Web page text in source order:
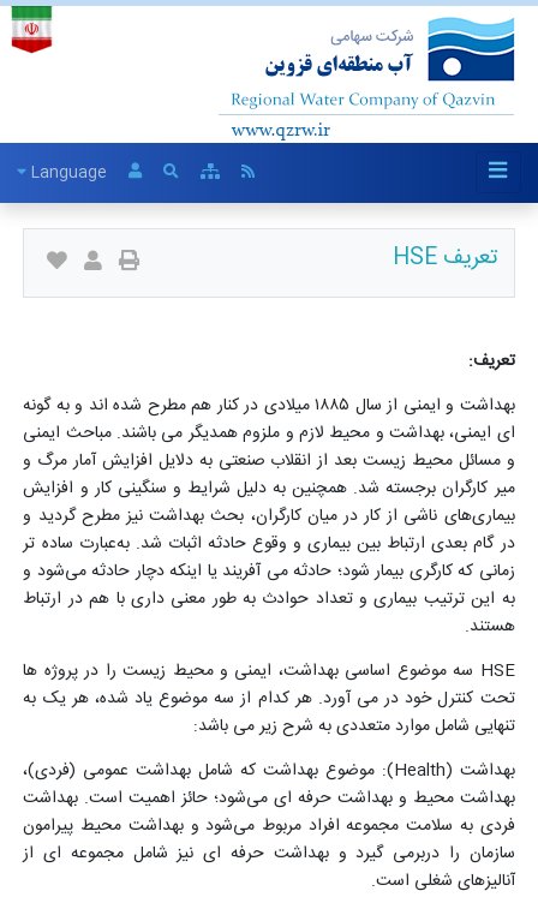
Language
تعریف HSE
تعریف:
بهداشت و ایمنی از سال ۱۸۸۵ میلادی در کنار هم مطرح شده اند و به گونه
ای ایمنی، بهداشت و محیط لازم و ملزوم همدیگر می باشند. مباحث ایمنی
و مسائل محیط زیست بعد از انقلاب صنعتی به دلایل افزایش آمار مرگ و
میر کارگران برجسته شد. همچنین به دلیل شرایط و سنگینی کار و افزایش
بیماریهای ناشی از کار در میان کارگران، بحث بهداشت نیز مطرح گردید و
در گام بعدی ارتباط بین بیماری و وقوع حادثه اثبات شد. بهعبارت ساده تر
زمانی که کارگری بیمار شود؛ حادثه می آفریند یا اینکه دچار حادثه میشود و
به این ترتیب بیماری و تعداد حوادث به طور معنی داری با هم در ارتباط
هستند.
HSE سه موضوع اساسی بهداشت، ایمنی و محیط زیست را در پروژه ها
تحت کنترل خود در می آورد. هر کدام از سه موضوع یاد شده، هر یک به
تنهایی شامل موارد متعددی به شرح زیر می باشد:
بهداشت (Health): موضوع بهداشت که شامل بهداشت عمومی (فردی)،
بهداشت محیط و بهداشت حرفه ای میشود؛ حائز اهمیت است. بهداشت
فردی به سلامت مجموعه افراد مربوط میشود و بهداشت محیط پیرامون
سازمان را دربرمی گیرد و بهداشت حرفه ای نیز شامل مجموعه ای از
آنالیزهای شغلی است.